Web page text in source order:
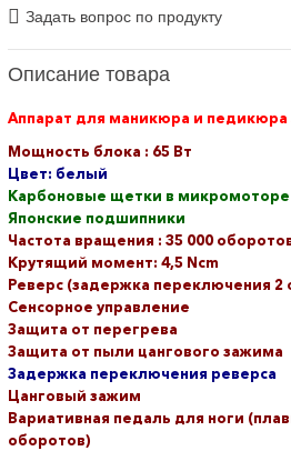
Задать вопрос по продукту
Описание товара
Аппарат для маникюра и педикюра
Мощность блока : 65 Вт
Цвет: белый
Карбоновые щетки в микромоторе
Японские подшипники
Частота вращения : 35 000
Крутящий момент: 4,5 Ncm
Реверс (задержка переключения 2
Сенсорное управление
Защита от перегрева
Защита от пыли цангового зажима
Задержка переключения реверса
Цанговый зажим
Вариативная педаль для ноги
оборотов)